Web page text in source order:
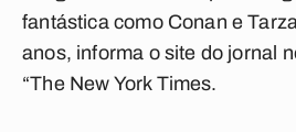
fantástica como Conan e
anos, informa o site do jornal
“The New York Times.